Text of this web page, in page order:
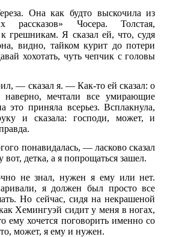
Она как будто выскочила из
рассказов» Чосера. Толстая,
к грешникам. Я сказал ей, что, судя
видно, тайком курит до потери
хохотать, чуть чепчик с головы
— сказал я. — Как-то ей сказал: о
наверно, мечтали все умирающие
приняла всерьез. Всплакнула,
и сказала: господи, может, и
понавидалась, — ласково сказал
детка, а я попрощаться зашел.
не знал, нужен я ему или нет.
я должен был просто все
Но сейчас, сидя на некрашеной
Хемингуэй сидит у меня в ногах,
ему хочется поговорить именно со
может, я ему и нужен.